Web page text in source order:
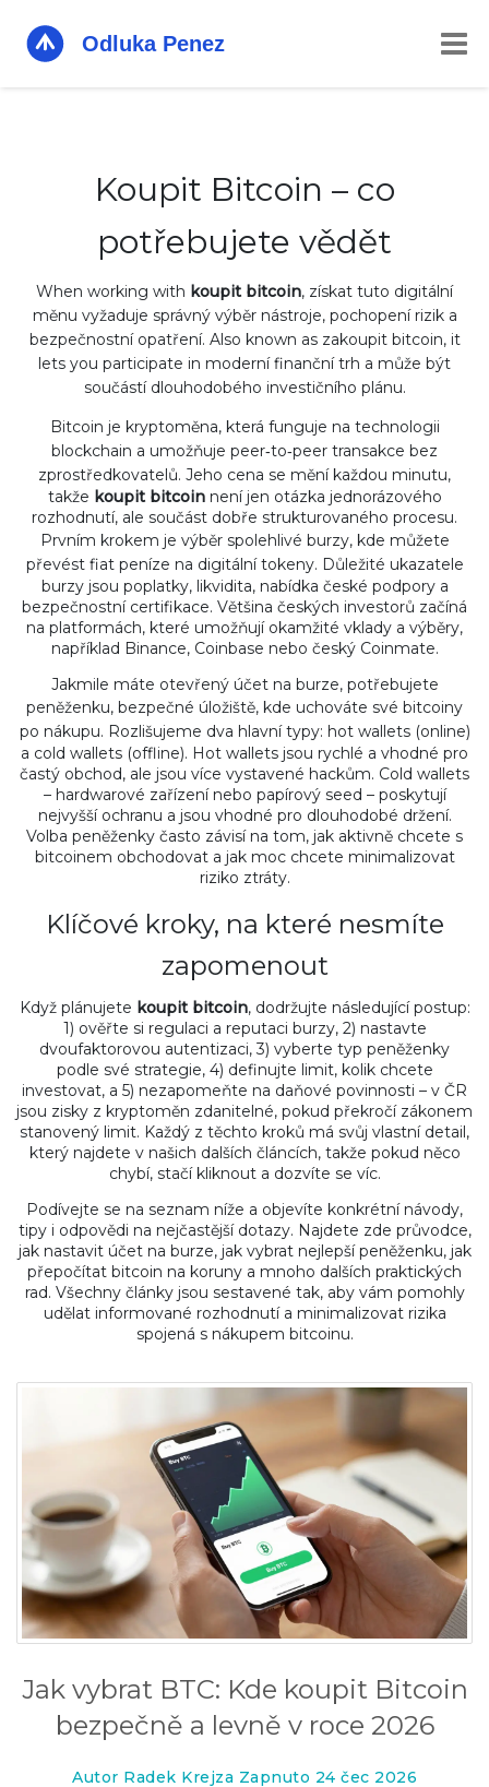
Koupit Bitcoin – co
potřebujete vědět
When working with koupit bitcoin, získat tuto digitální
měnu vyžaduje správný výběr nástroje, pochopení rizik a
bezpečnostní opatření. Also known as zakoupit bitcoin, it
lets you participate in moderní finanční trh a může být
součástí dlouhodobého investičního plánu.
Bitcoin je kryptoměna, která funguje na technologii
blockchain a umožňuje peer‑to‑peer transakce bez
zprostředkovatelů. Jeho cena se mění každou minutu,
takže koupit bitcoinnení jen otázka jednorázového
rozhodnutí, ale součást dobře strukturovaného procesu.
Prvním krokem je výběr spolehlivé burzy, kde můžete
převést fiat peníze na digitální tokeny. Důležité ukazatele
burzy jsou poplatky, likvidita, nabídka české podpory a
bezpečnostní certifikace. Většina českých investorů začíná
na platformách, které umožňují okamžité vklady a výběry,
například Binance, Coinbase nebo český Coinmate.
Jakmile máte otevřený účet na burze, potřebujete
peněženku, bezpečné úložiště, kde uchováte své bitcoiny
po nákupu. Rozlišujeme dva hlavní typy: hot wallets (online)
a cold wallets (offline). Hot wallets jsou rychlé a vhodné pro
častý obchod, ale jsou více vystavené hackům. Cold wallets
– hardwarové zařízení nebo papírový seed – poskytují
nejvyšší ochranu a jsou vhodné pro dlouhodobé držení.
Volba peněženky často závisí na tom, jak aktivně chcete s
bitcoinem obchodovat a jak moc chcete minimalizovat
riziko ztráty.
Klíčové kroky, na které nesmíte
zapomenout
Když plánujete koupit bitcoin, dodržujte následující postup:
1) ověřte si regulaci a reputaci burzy, 2) nastavte
dvoufaktorovou autentizaci, 3) vyberte typ peněženky
podle své strategie, 4) definujte limit, kolik chcete
investovat, a 5) nezapomeňte na daňové povinnosti – v ČR
jsou zisky z kryptoměn zdanitelné, pokud překročí zákonem
stanovený limit. Každý z těchto kroků má svůj vlastní detail,
který najdete v našich dalších článcích, takže pokud něco
chybí, stačí kliknout a dozvíte se víc.
Podívejte se na seznam níže a objevíte konkrétní návody,
tipy i odpovědi na nejčastější dotazy. Najdete zde průvodce,
jak nastavit účet na burze, jak vybrat nejlepší peněženku, jak
přepočítat bitcoin na koruny a mnoho dalších praktických
rad. Všechny články jsou sestavené tak, aby vám pomohly
udělat informované rozhodnutí a minimalizovat rizika
spojená s nákupem bitcoinu.
Jak vybrat BTC: Kde koupit Bitcoin
bezpečně a levně v roce 2026
Autor Radek Krejza Zapnuto 24 čec 2026